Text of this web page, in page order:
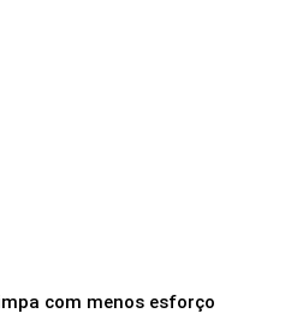
com menos esforço